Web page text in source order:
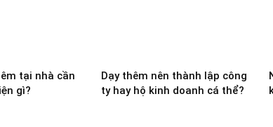
tại nhà cần
gì?
Dạy thêm nên thành lập công
ty hay hộ kinh doanh cá thể?